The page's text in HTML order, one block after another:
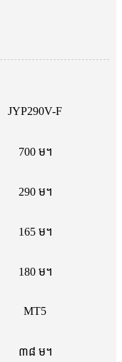
JYP290V-F
700 ម។
290 ម។
165 ម។
180 ម។
MT5
៣៨ ម។